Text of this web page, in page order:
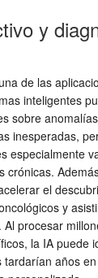
y
de las
inteligentes
sobre
inesperadas,
especialmente
crónicas.
el
y
procesar
la IA puede
años